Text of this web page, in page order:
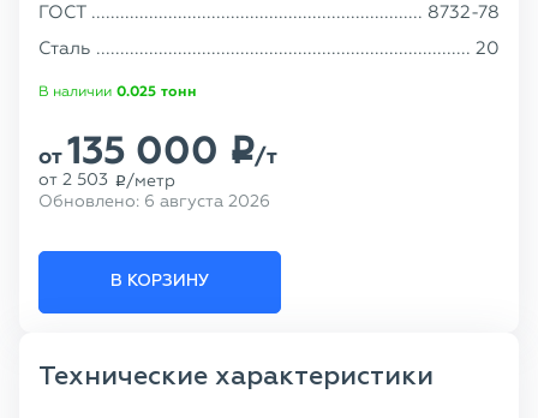
ГОСТ
8732-78
Сталь
20
В наличии 0.025 тонн
от135 000 p/т
от 2 503 p /метр
Обновлено: 6 августа 2026
В КОРЗИНУ
Технические характеристики